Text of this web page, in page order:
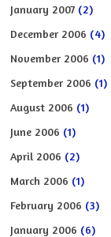
January 2007 (2)
December 2006 (4)
November 2006 (1)
September 2006 (1)
August 2006 (1)
June 2006 (1)
April 2006 (2)
March 2006 (1)
February 2006 (3)
January 2006 (6)